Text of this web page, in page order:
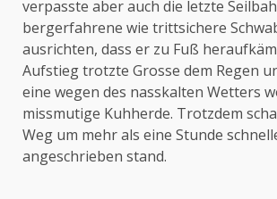
verpasste aber auch die letzte
bergerfahrene wie trittsichere
ausrichten, dass er zu Fuß
Aufstieg trotzte Grosse dem Regen
eine wegen des nasskalten Wetters
missmutige Kuhherde. Trotzdem
Weg um mehr als eine Stunde
angeschrieben stand.